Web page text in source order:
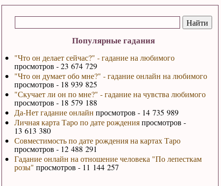
Популярные гадания
"Что он делает сейчас?" - гадание на любимого
просмотров - 23 674 729
"Что он думает обо мне?" - гадание онлайн на любимого
просмотров - 18 939 825
"Скучает ли он по мне?" - гадание на чувства любимого
просмотров - 18 579 188
Да-Нет гадание онлайн просмотров - 14 735 989
Личная карта Таро по дате рожденияпросмотров -
13 613 380
Совместимость по дате рождения на картах Таро
просмотров - 12 488 291
Гадание онлайн на отношение человека "По лепесткам
розы" просмотров - 11 144 257